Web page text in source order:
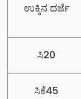
ಉಕ್ಕಿನ ದರ್ಜೆ
ಸಿ20
ಸಿಕೆ45